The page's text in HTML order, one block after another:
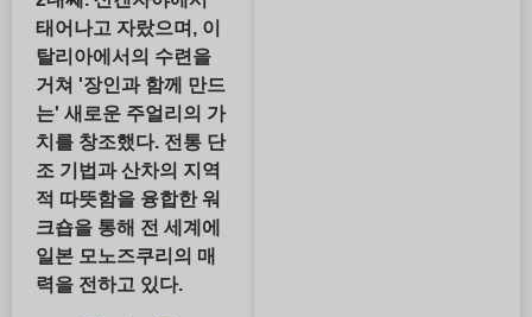
태어나고 자랐으며, 이
탈리아에서의 수련을
거쳐 '장인과 함께 만드
는' 새로운 주얼리의 가
치를 창조했다. 전통 단
조 기법과 산차의 지역
적 따뜻함을 융합한 워
크숍을 통해 전 세계에
일본 모노즈쿠리의 매
력을 전하고 있다.